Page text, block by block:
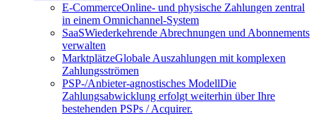
E-CommerceOnline- und physische Zahlungen zentral
in einem Omnichannel-System
SaaSWiederkehrende Abrechnungen und Abonnements
verwalten
MarktplätzeGlobale Auszahlungen mit komplexen
Zahlungsströmen
PSP-/Anbieter‑agnostisches ModellDie
Zahlungsabwicklung erfolgt weiterhin über Ihre
bestehenden PSPs / Acquirer.